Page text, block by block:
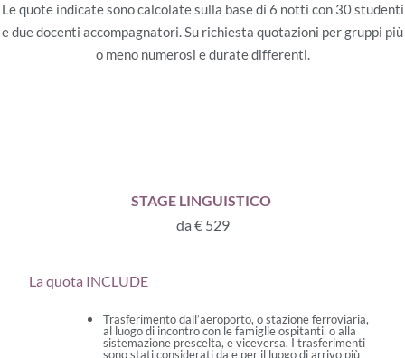
Le quote indicate sono calcolate sulla base di 6 notti con 30 studenti
e due docenti accompagnatori. Su richiesta quotazioni per gruppi più
o meno numerosi e durate differenti.
STAGE LINGUISTICO
da € 529
La quota INCLUDE
Trasferimento dall’aeroporto, o stazione ferroviaria,
al luogo di incontro con le famiglie ospitanti, o alla
sistemazione prescelta, e viceversa. I trasferimenti
sono stati considerati da e per il luogo di arrivo più